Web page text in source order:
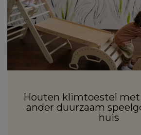
Houten klimtoestel met
ander duurzaam
huis